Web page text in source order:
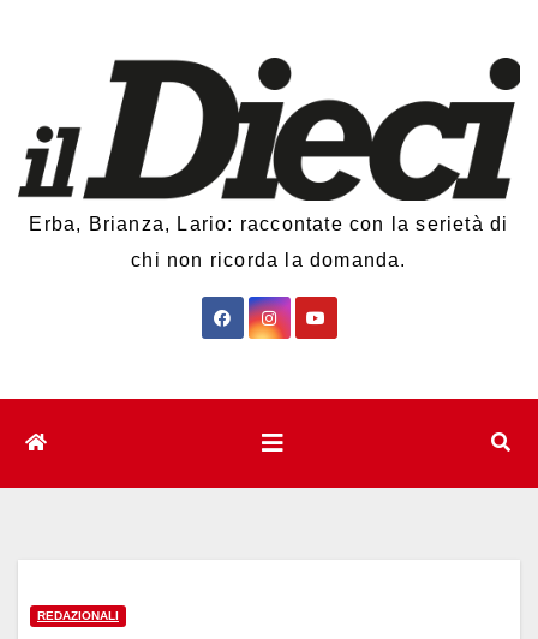
Erba, Brianza, Lario: raccontate con la serietà di
chi non ricorda la domanda.
REDAZIONALI